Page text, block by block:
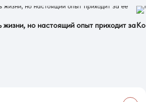
жизни, но настоящий опыт приходит за